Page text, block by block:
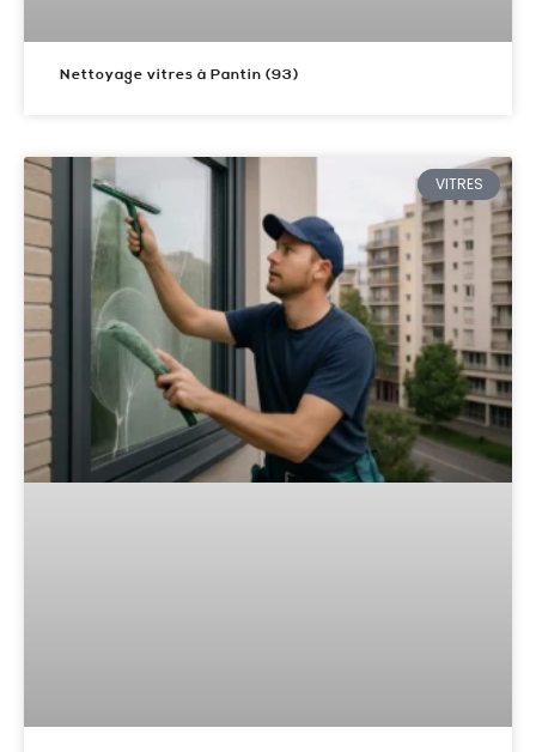
Nettoyage vitres à Pantin (93)
VITRES